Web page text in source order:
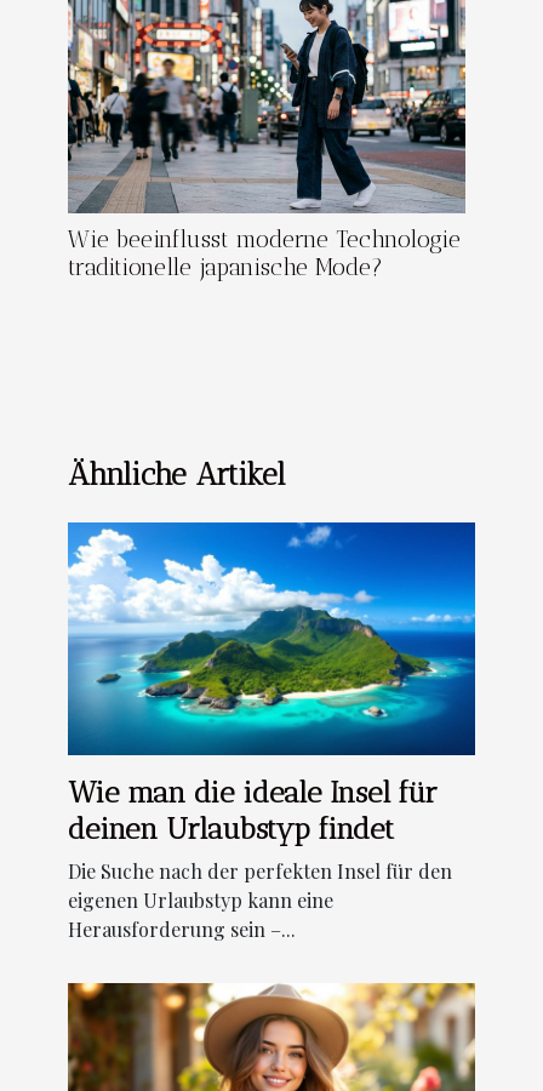
Wie beeinflusst moderne Technologie
traditionelle japanische Mode?
Ähnliche Artikel
Wie man die ideale Insel für
deinen Urlaubstyp findet
Die Suche nach der perfekten Insel für den
eigenen Urlaubstyp kann eine
Herausforderung sein –...